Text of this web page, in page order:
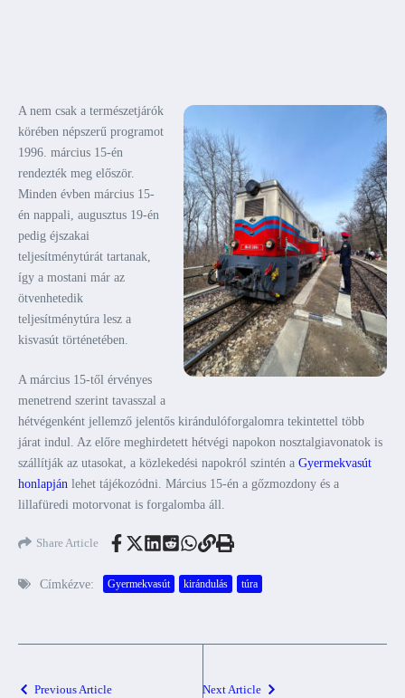
A nem csak a természetjárók
körében népszerű programot
1996. március 15-én
rendezték meg először.
Minden évben március 15-
én nappali, augusztus 19-én
pedig éjszakai
teljesítménytúrát tartanak,
így a mostani már az
ötvenhetedik
teljesítménytúra lesz a
kisvasút történetében.
A március 15-től érvényes
menetrend szerint tavasszal a
hétvégenként jellemző jelentős kirándulóforgalomra tekintettel több
járat indul. Az előre meghirdetett hétvégi napokon nosztalgiavonatok is
szállítják az utasokat, a közlekedési napokról szintén a Gyermekvasút
honlapján lehet tájékozódni. Március 15-én a gőzmozdony és a
lillafüredi motorvonat is forgalomba áll.
Share Article
Címkézve: Gyermekvasút kirándulás túra
Previous Article Next Article